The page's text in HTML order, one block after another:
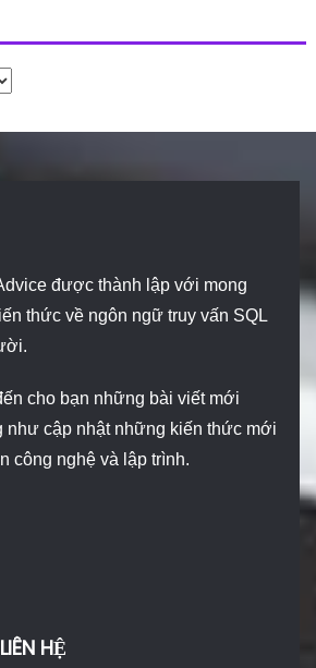
được thành lập với mong
thức về ngôn ngữ truy vấn SQL
cho bạn những bài viết mới
như cập nhật những kiến thức mới
công nghệ và lập trình.
HỆ